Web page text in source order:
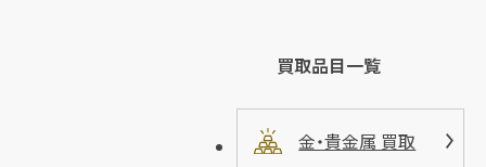
買取品目一覧
金・貴金属 買取